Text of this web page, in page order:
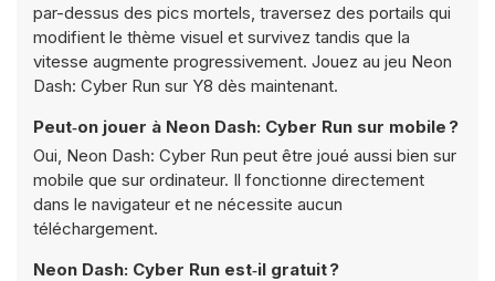
par-dessus des pics mortels, traversez des portails qui
modifient le thème visuel et survivez tandis que la
vitesse augmente progressivement. Jouez au jeu Neon
Dash: Cyber Run sur Y8 dès maintenant.
Peut‑on jouer à Neon Dash: Cyber Run sur mobile ?
Oui, Neon Dash: Cyber Run peut être joué aussi bien sur
mobile que sur ordinateur. Il fonctionne directement
dans le navigateur et ne nécessite aucun
téléchargement.
Neon Dash: Cyber Run est‑il gratuit ?